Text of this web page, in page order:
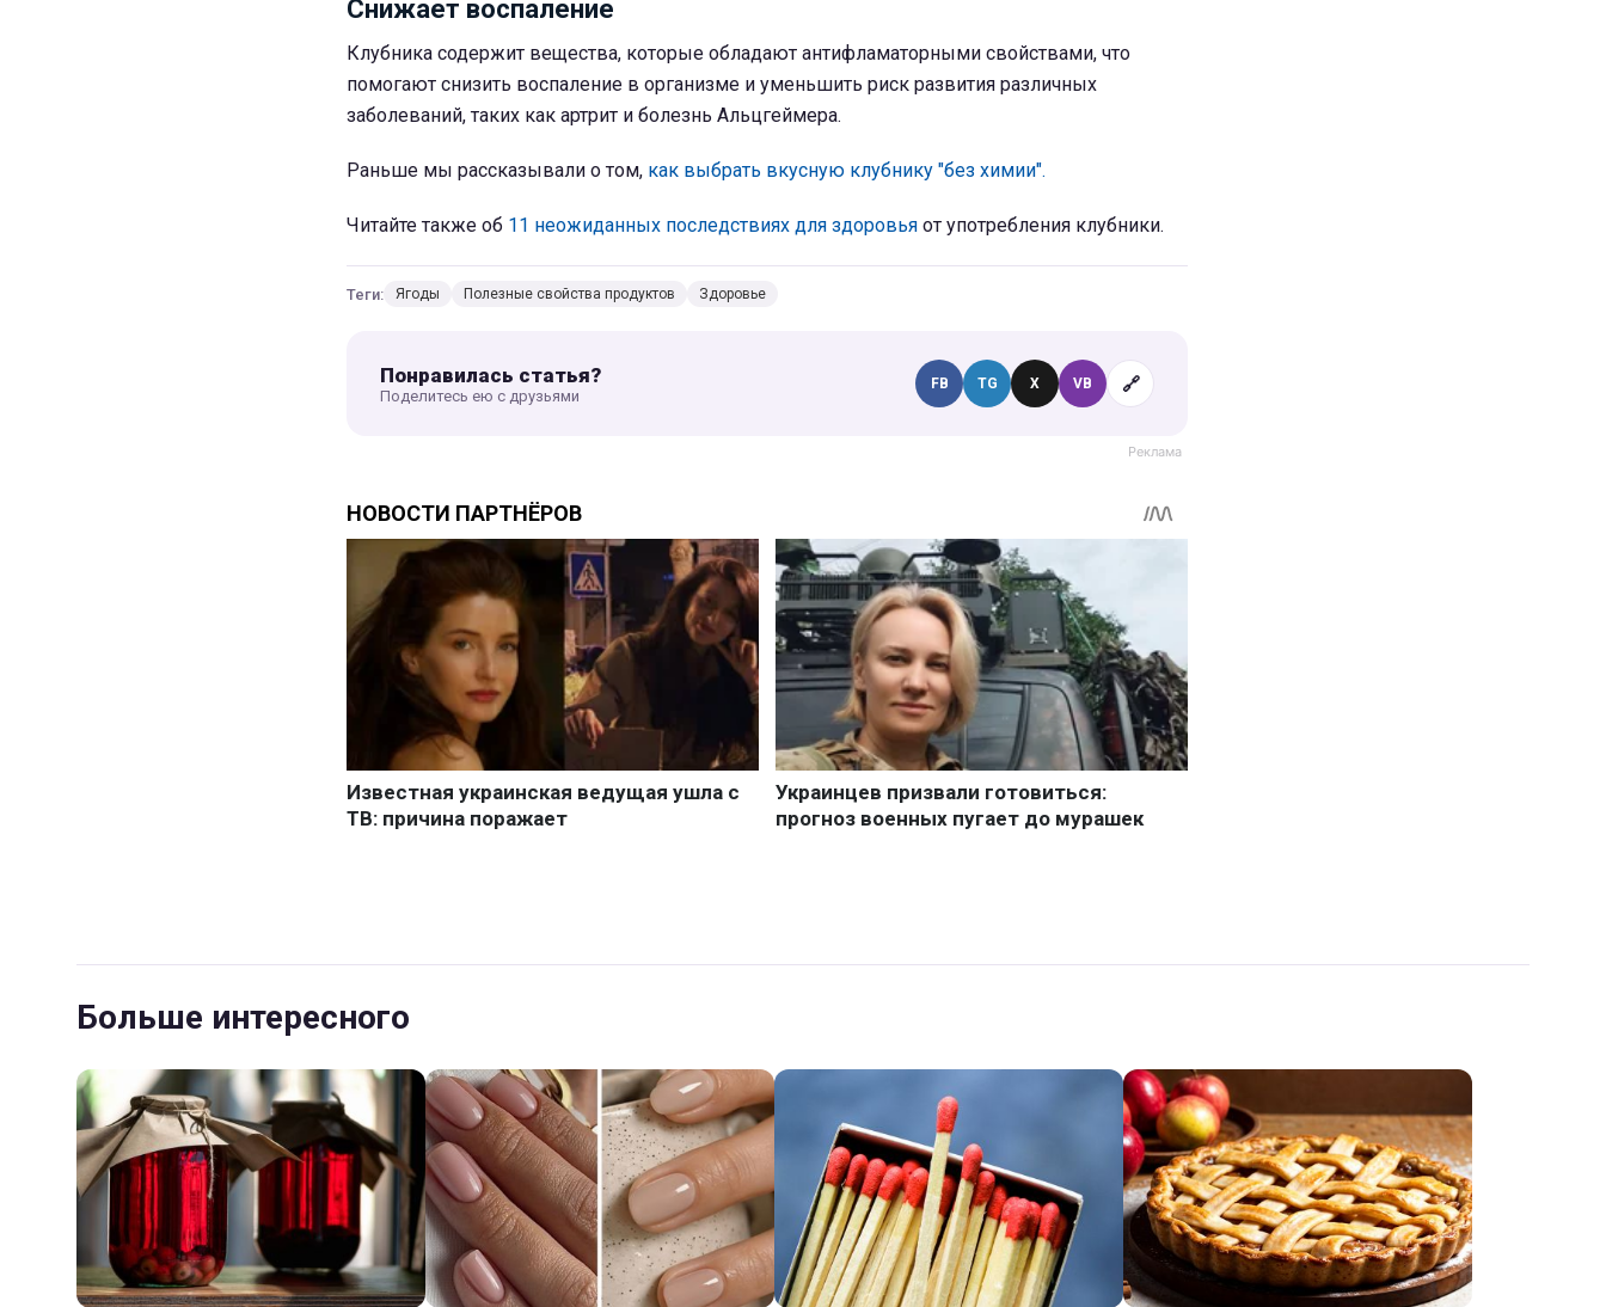
Снижает воспаление
Клубника содержит вещества, которые обладают антифламаторными свойствами, что
помогают снизить воспаление в организме и уменьшить риск развития различных
заболеваний, таких как артрит и болезнь Альцгеймера.
Раньше мы рассказывали о том, как выбрать вкусную клубнику "без химии".
Читайте также об 11 неожиданных последствиях для здоровья от употребления клубники.
Теги: Ягоды Полезные свойства продуктов Здоровье
Понравилась статья?
Поделитесь ею с друзьями
FB TG X VB 🔗
Больше интересного